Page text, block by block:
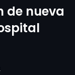
de nueva